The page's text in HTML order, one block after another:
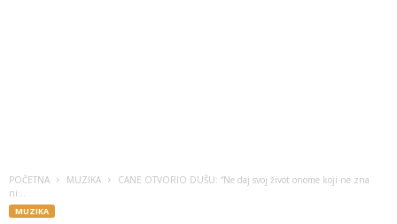
POČETNA MUZIKA
CANE OTVORIO DUŠU: “Ne daj svoj život onome koji ne zna
ni...
MUZIKA